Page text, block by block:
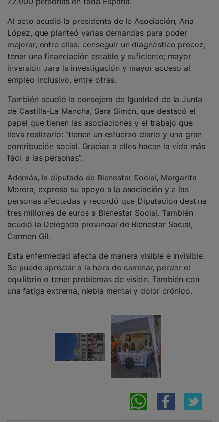
López, que planteó varias demandas para poder
mejorar, entre ellas: conseguir un diagnóstico precoz;
tener una financiación estable y suficiente; mayor
inversión para la investigación y mayor acceso al
empleo inclusivo, entre otras.
de Castilla-La Mancha, Sara Simón, que destacó el
papel que tienen las asociaciones y el trabajo que
lleva realizarlo: “tienen un esfuerzo diario y una gran
contribución social. Gracias a ellos hacen la vida más
fácil a las personas”.
Morera, expresó su apoyo a la asociación y a las
personas afectadas y recordó que Diputación destina
tres millones de euros a Bienestar Social. También
acudió la Delegada provincial de Bienestar Social,
Carmen Gil.
Se puede apreciar a la hora de caminar, perder el
equilibrio o tener problemas de visión. También con
una fatiga extrema, niebla mental y dolor crónico.